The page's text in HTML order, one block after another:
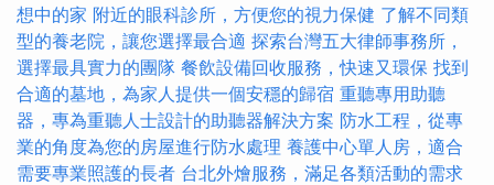
想中的家 附近的眼科診所，方便您的視力保健 了解不同類
型的養老院，讓您選擇最合適 探索台灣五大律師事務所，
選擇最具實力的團隊 餐飲設備回收服務，快速又環保 找到
合適的墓地，為家人提供一個安穩的歸宿 重聽專用助聽
器，專為重聽人士設計的助聽器解決方案 防水工程，從專
業的角度為您的房屋進行防水處理 養護中心單人房，適合
需要專業照護的長者 台北外燴服務，滿足各類活動的需求